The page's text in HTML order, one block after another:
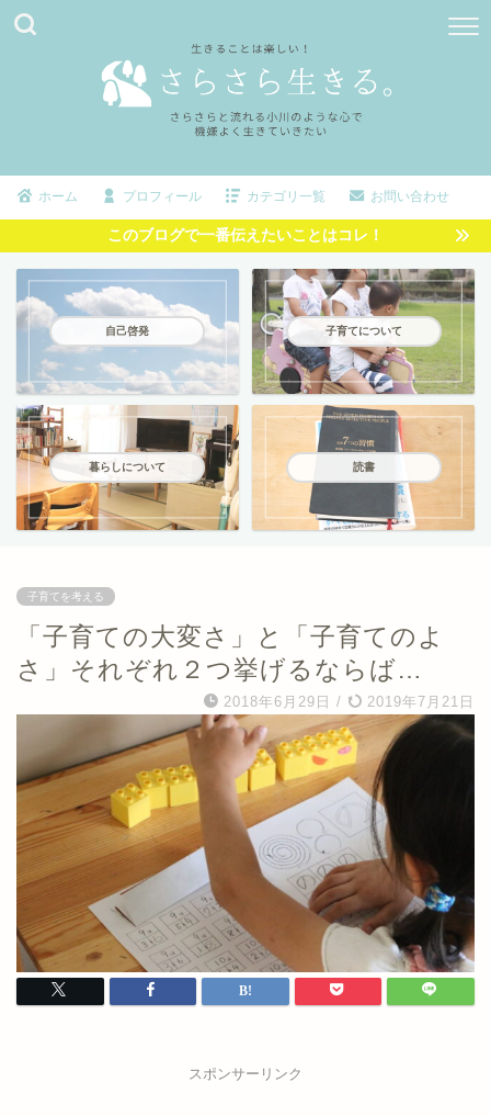
ホーム プロフィール カテゴリ一覧 お問い合わせ
このブログで一番伝えたいことはコレ！
自己啓発 子育てについて
暮らしについて 読書
子育てを考える
「子育ての大変さ」と「子育てのよ
さ」それぞれ２つ挙げるならば…
2018年6月29日 / 2019年7月21日
スポンサーリンク